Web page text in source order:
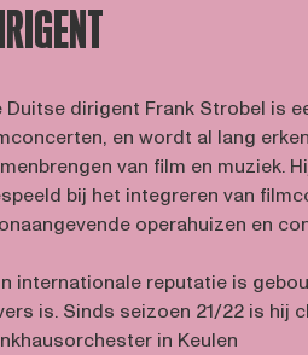
Duitse dirigent Frank Strobel is
en wordt al lang
van film en muziek.
bij het integreren van
operahuizen en
internationale reputatie is
is. Sinds seizoen 21/22 is hij
in Keulen